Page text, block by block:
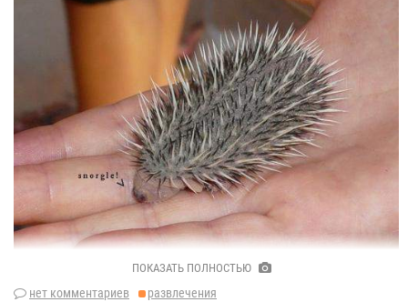
ПОКАЗАТЬ ПОЛНОСТЬЮ
нет комментариев развлечения